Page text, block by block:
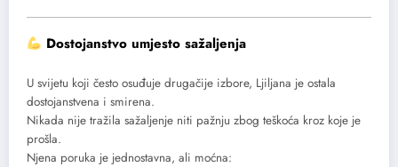
Dostojanstvo umjesto sažaljenja
U svijetu koji često osuđuje drugačije izbore, Ljiljana je ostala
dostojanstvena i smirena.
Nikada nije tražila sažaljenje niti pažnju zbog teškoća kroz koje je
prošla.
Njena poruka je jednostavna, ali moćna: